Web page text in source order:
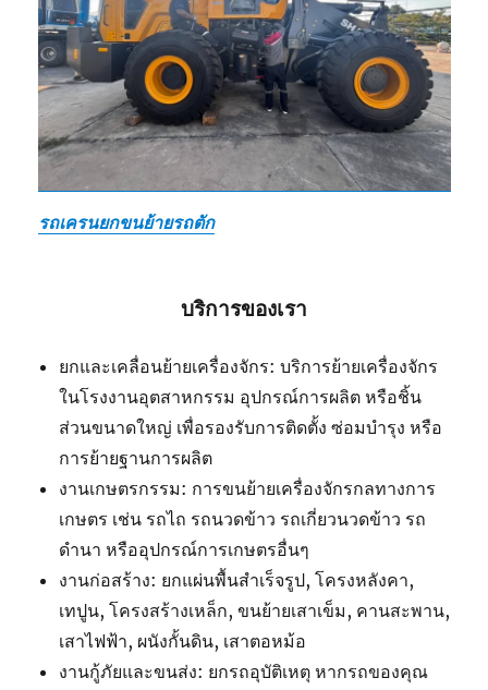
รถเครนยกขนย้ายรถตัก
บริการของเรา
ยกและเคลื่อนย้ายเครื่องจักร: บริการย้ายเครื่องจักร
ในโรงงานอุตสาหกรรม อุปกรณ์การผลิต หรือชิ้น
ส่วนขนาดใหญ่ เพื่อรองรับการติดตั้ง ซ่อมบำรุง หรือ
การย้ายฐานการผลิต
งานเกษตรกรรม: การขนย้ายเครื่องจักรกลทางการ
เกษตร เช่น รถไถ รถนวดข้าว รถเกี่ยวนวดข้าว รถ
ดำนา หรืออุปกรณ์การเกษตรอื่นๆ
งานก่อสร้าง: ยกแผ่นพื้นสำเร็จรูป, โครงหลังคา,
เทปูน, โครงสร้างเหล็ก, ขนย้ายเสาเข็ม, คานสะพาน,
เสาไฟฟ้า, ผนังกั้นดิน, เสาตอหม้อ
งานกู้ภัยและขนส่ง: ยกรถอุบัติเหตุ หากรถของคุณ